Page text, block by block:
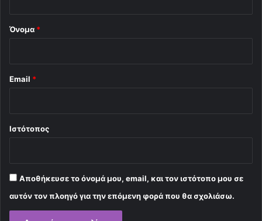
Όνομα *
Email *
Ιστότοπος
Αποθήκευσε το όνομά μου, email, και τον ιστότοπο μου σε
αυτόν τον πλοηγό για την επόμενη φορά που θα σχολιάσω.